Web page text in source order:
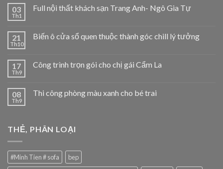
03
Th1
Full nội thất khách sạn Trang Anh- Ngô Gia Tự
21
Th10
Biến ô cửa sổ quen thuộc thành góc chill lý tưởng
17
Th9
Công trình trọn gói cho chị gái Cẩm La
08
Th9
Thi công phòng màu xanh cho bé trai
THẺ, PHÂN LOẠI
#Minh Tien # sofa
bep